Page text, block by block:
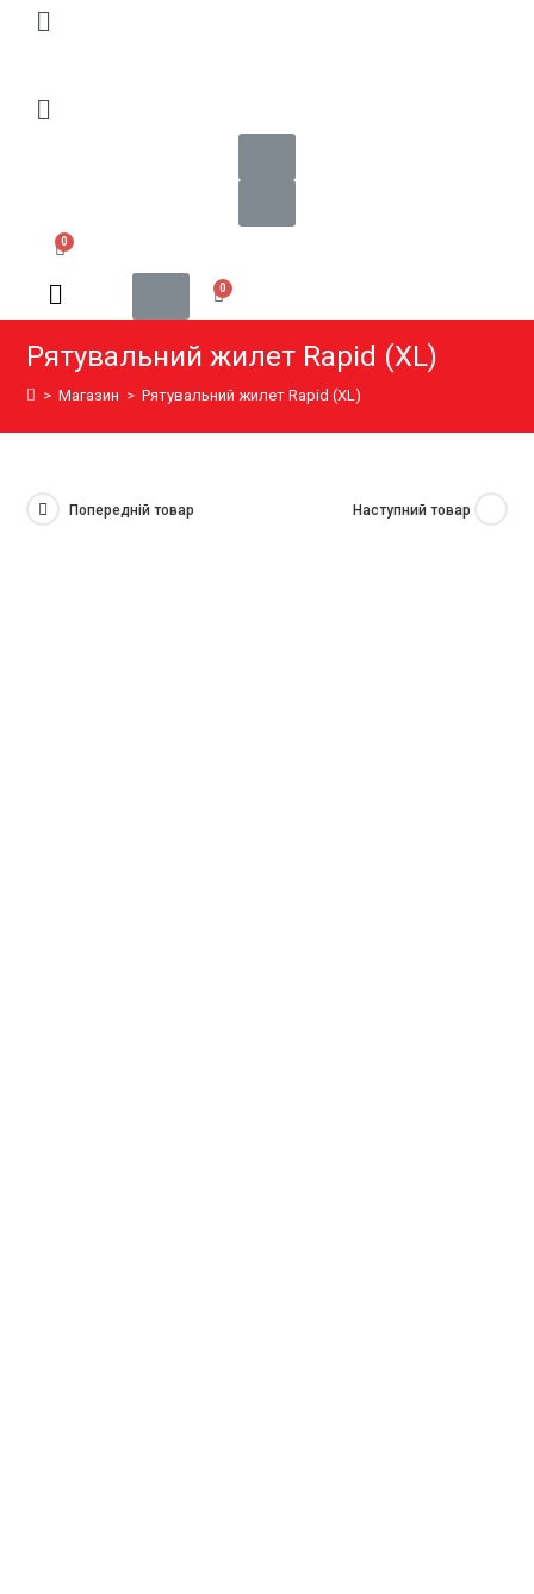
Рятувальний жилет Rapid (XL)
> Магазин > Рятувальний жилет Rapid (XL)
Попередній товар Наступний товар